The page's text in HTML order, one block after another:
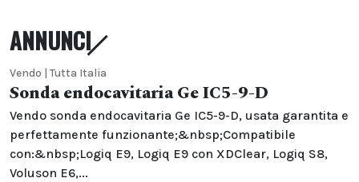
ANNUNCI
Vendo | Tutta Italia
Sonda endocavitaria Ge IC5-9-D
Vendo sonda endocavitaria Ge IC5-9-D, usata garantita e
perfettamente funzionante;&nbsp;Compatibile
con:&nbsp;Logiq E9, Logiq E9 con XDClear, Logiq S8,
Voluson E6,...